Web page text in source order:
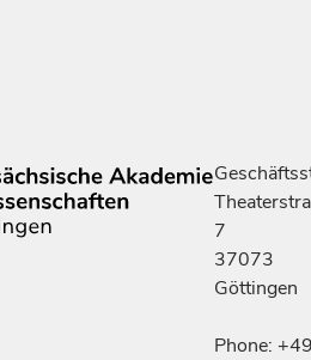
7
37073
Göttingen
Phone: